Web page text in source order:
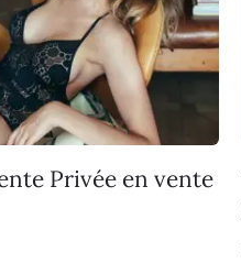
Privée en vente